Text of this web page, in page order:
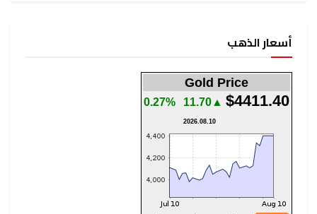
أسعار الذهب
Gold Price
$4411.40
▲11.70
0.27%
2026.08.10